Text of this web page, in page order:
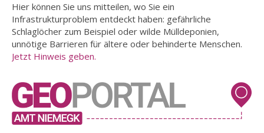
Hier können Sie uns mitteilen, wo Sie ein
Infrastrukturproblem entdeckt haben: gefährliche
Schlaglöcher zum Beispiel oder wilde Mülldeponien,
unnötige Barrieren für ältere oder behinderte Menschen.
Jetzt Hinweis geben.